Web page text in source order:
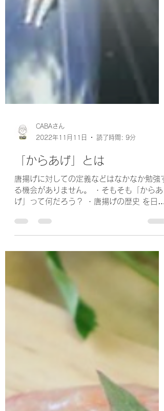
2022年11月11日
読了時間: 9分
「からあげ」とは
唐揚げに対しての定義などはなかなか勉強す
げ」って何だろう？ ・唐揚げの歴史 を日本
唐揚協会に従った定義を書いてみます。 唐
ら揚げ、空揚げ）とは、揚げ油を使用した調
理方法、またその調理された料理...